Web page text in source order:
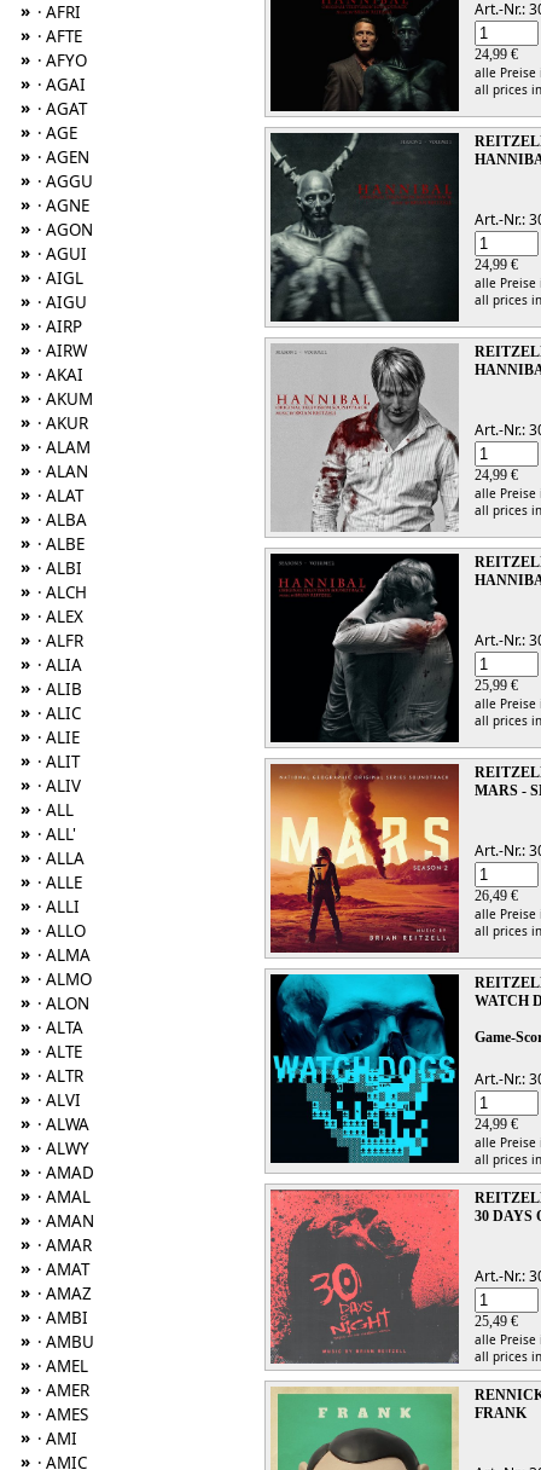
» · AFRI
» · AFTE
» · AFYO
» · AGAI
» · AGAT
» · AGE
» · AGEN
» · AGGU
» · AGNE
» · AGON
» · AGUI
» · AIGL
» · AIGU
» · AIRP
» · AIRW
» · AKAI
» · AKUM
» · AKUR
» · ALAM
» · ALAN
» · ALAT
» · ALBA
» · ALBE
» · ALBI
» · ALCH
» · ALEX
» · ALFR
» · ALIA
» · ALIB
» · ALIC
» · ALIE
» · ALIT
» · ALIV
» · ALL
» · ALL'
» · ALLA
» · ALLE
» · ALLI
» · ALLO
» · ALMA
» · ALMO
» · ALON
» · ALTA
» · ALTE
» · ALTR
» · ALVI
» · ALWA
» · ALWY
» · AMAD
» · AMAL
» · AMAN
» · AMAR
» · AMAT
» · AMAZ
» · AMBI
» · AMBU
» · AMEL
» · AMER
» · AMES
» · AMI
» · AMIC
Art.-Nr.:
24,99 €
alle
all prices
Art.-Nr.:
24,99 €
alle
all prices
Art.-Nr.:
24,99 €
alle
all prices
Art.-Nr.:
25,99 €
alle
all prices
MARS -
Art.-Nr.:
26,49 €
alle
all prices
WATCH
Game-
Art.-Nr.:
24,99 €
alle
all prices
30 DAYS
Art.-Nr.:
25,49 €
alle
all prices
FRANK